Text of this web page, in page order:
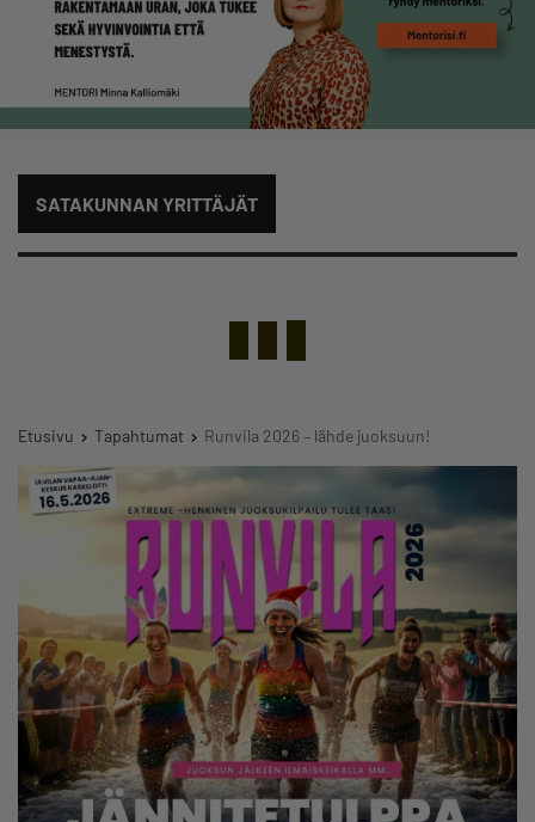
SATAKUNNAN YRITTÄJÄT
Etusivu Tapahtumat Runvila 2026 – lähde juoksuun!